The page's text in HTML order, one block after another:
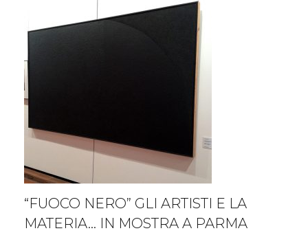
“FUOCO NERO” GLI ARTISTI E LA
MATERIA… IN MOSTRA A PARMA